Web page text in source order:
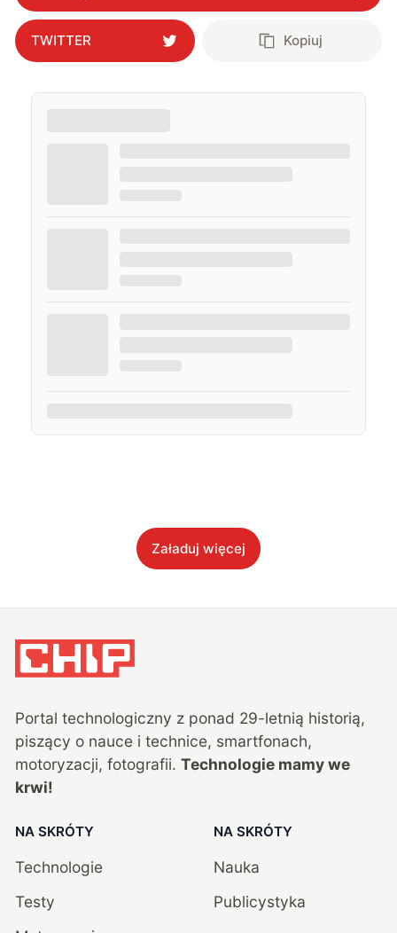
TWITTER Kopiuj
Załaduj więcej
Portal technologiczny z ponad 29-letnią historią,
piszący o nauce i technice, smartfonach,
motoryzacji, fotografii. Technologie mamy we
krwi!
NA SKRÓTY
Technologie
Testy
NA SKRÓTY
Nauka
Publicystyka